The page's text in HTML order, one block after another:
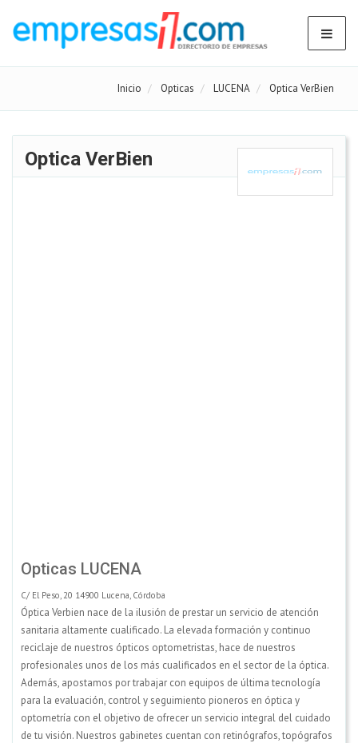
Inicio Opticas LUCENA Optica VerBien
Optica VerBien
Opticas LUCENA
C/ El Peso, 20 14900 Lucena, Córdoba
Óptica Verbien nace de la ilusión de prestar un servicio de atención
sanitaria altamente cualificado. La elevada formación y continuo
reciclaje de nuestros ópticos optometristas, hace de nuestros
profesionales unos de los más cualificados en el sector de la óptica.
Además, apostamos por trabajar con equipos de última tecnología
para la evaluación, control y seguimiento pioneros en óptica y
optometría con el objetivo de ofrecer un servicio integral del cuidado
de tu visión. Nuestros gabinetes cuentan con retinógrafos, topógrafos